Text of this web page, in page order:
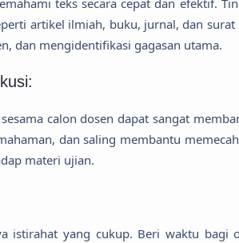
teks secara cepat dan efektif.
artikel ilmiah, buku, jurnal, dan
dan mengidentifikasi gagasan utama.
calon dosen dapat sangat
dan saling membantu
materi ujian.
istirahat yang cukup. Beri waktu bagi